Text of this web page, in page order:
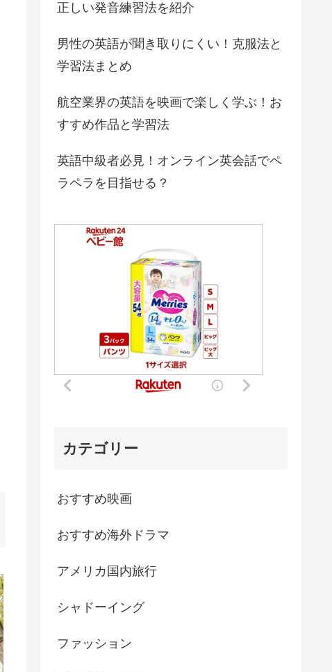
正しい発音練習法を紹介
男性の英語が聞き取りにくい！克服法と
学習法まとめ
航空業界の英語を映画で楽しく学ぶ！お
すすめ作品と学習法
英語中級者必見！オンライン英会話でペ
ラペラを目指せる？
カテゴリー
おすすめ映画
おすすめ海外ドラマ
アメリカ国内旅行
シャドーイング
ファッション